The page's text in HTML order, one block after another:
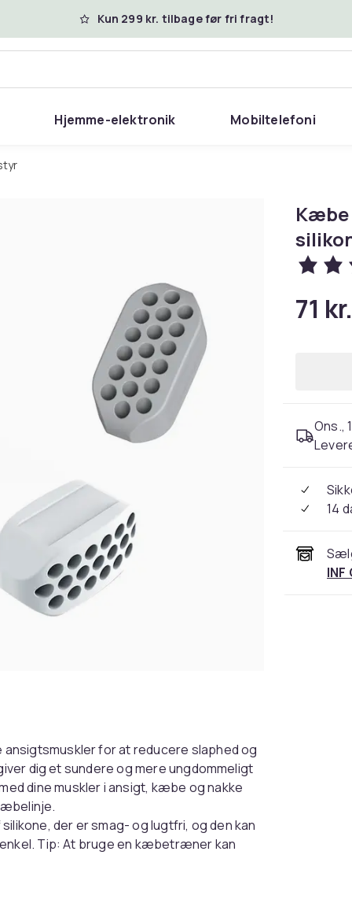
Kun 299 kr. tilbage før fri fragt!
Hjemme-elektronik Mobiltelefoni
for at reducere slaphed og
dig et sundere og mere ungdommeligt
dine muskler i ansigt, kæbe og nakke
der er smag- og lugtfri, og den kan
Tip: At bruge en kæbetræner kan
71 kr.
Ons.,
14
INF